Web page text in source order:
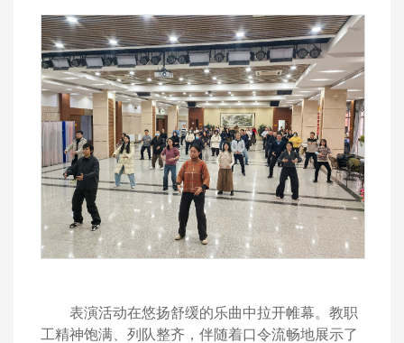
表演活动在悠扬舒缓的乐曲中拉开帷幕。教职
工精神饱满、列队整齐，伴随着口令流畅地展示了